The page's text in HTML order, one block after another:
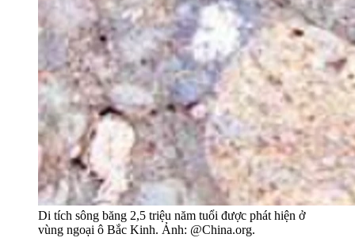
Di tích sông băng 2,5 triệu năm tuổi được phát hiện ở
vùng ngoại ô Bắc Kinh. Ảnh: @China.org.